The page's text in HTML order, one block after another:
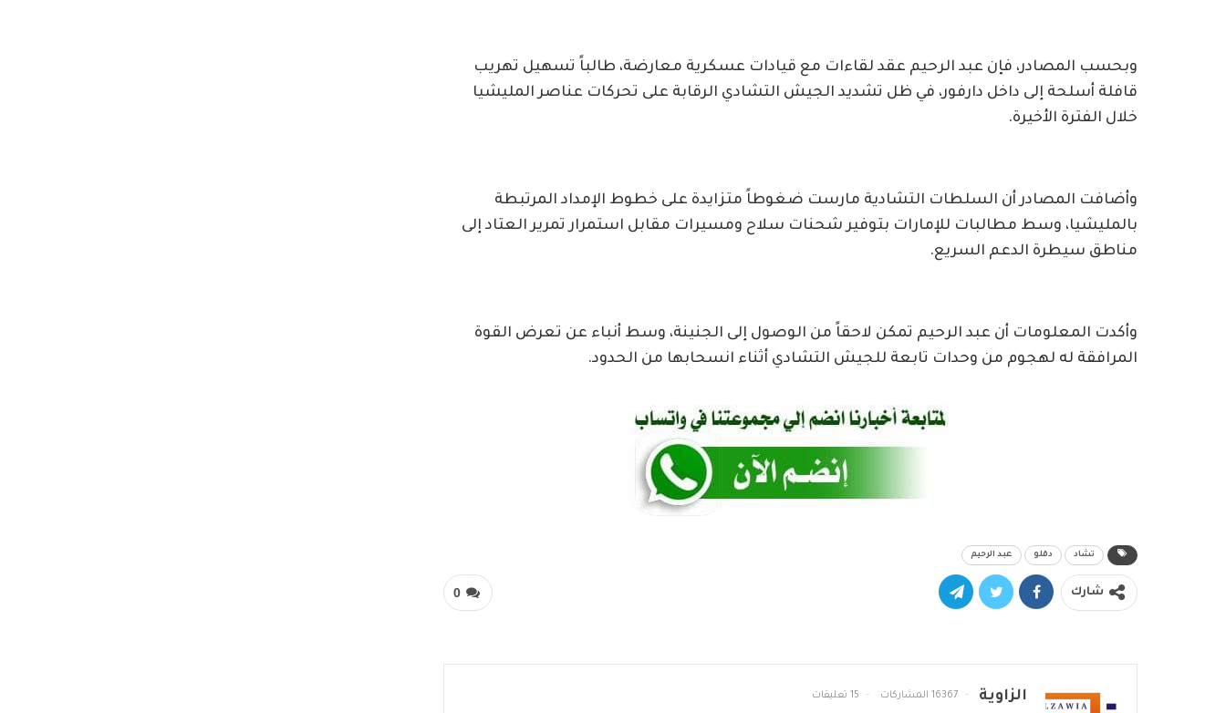
وبحسب المصادر، فإن عبد الرحيم عقد لقاءات مع قيادات عسكرية معارضة، طالباً تسهيل تهريب
قافلة أسلحة إلى داخل دارفور، في ظل تشديد الجيش التشادي الرقابة على تحركات عناصر المليشيا
خلال الفترة الأخيرة.
وأضافت المصادر أن السلطات التشادية مارست ضغوطاً متزايدة على خطوط الإمداد المرتبطة
بالمليشيا، وسط مطالبات للإمارات بتوفير شحنات سلاح ومسيرات مقابل استمرار تمرير العتاد إلى
مناطق سيطرة الدعم السريع.
وأكدت المعلومات أن عبد الرحيم تمكن لاحقاً من الوصول إلى الجنينة، وسط أنباء عن تعرض القوة
المرافقة له لهجوم من وحدات تابعة للجيش التشادي أثناء انسحابها من الحدود.
تشاد دقلو عبد الرحيم
0 شارك
الزاوية 16367 المشاركات 15 تعليقات